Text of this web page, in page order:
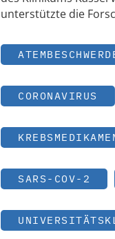
unterstützte die
CORONAVIRUS
SARS-COV-2